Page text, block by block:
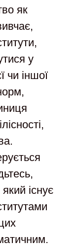
як
у
чи іншої
існує